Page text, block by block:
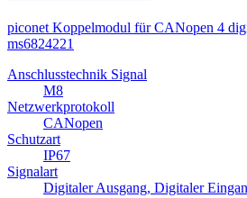
piconet Koppelmodul für CANopen 4
ms6824221
Anschlusstechnik Signal
M8
Netzwerkprotokoll
CANopen
Schutzart
IP67
Signalart
Digitaler Ausgang, Digitaler